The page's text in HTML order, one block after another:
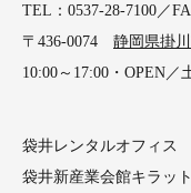
TEL：0537-28-7100／
〒436-0074 静岡県掛
10:00～17:00・OPEN／
袋井レンタルオフィス
袋井新産業会館キラッ